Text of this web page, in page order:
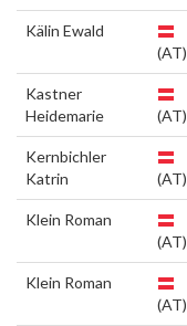
Kälin Ewald
(AT)
Kastner
Heidemarie
(AT)
Kernbichler
Katrin
(AT)
Klein Roman
(AT)
Klein Roman
(AT)